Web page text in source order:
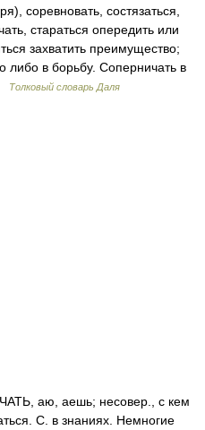
соревновать, состязаться,
стараться опередить или
захватить преимущество;
либо в борьбу. Соперничать в
Толковый словарь Даля
аю, аешь; несовер., с кем
С. в знаниях. Немногие